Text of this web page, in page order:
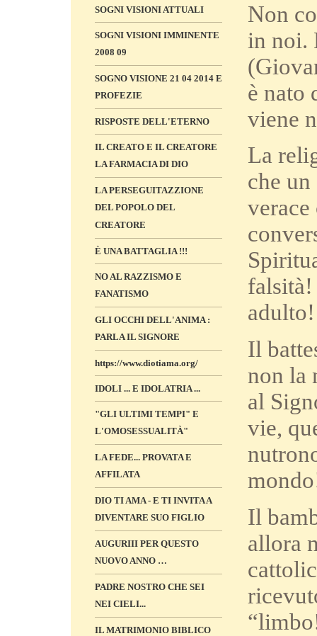
SOGNI VISIONI ATTUALI
SOGNI VISIONI IMMINENTE
2008 09
SOGNO VISIONE 21 04 2014 E
PROFEZIE
RISPOSTE DELL'ETERNO
IL CREATO E IL CREATORE
LA FARMACIA DI DIO
LA PERSEGUITAZZIONE
DEL POPOLO DEL
CREATORE
È UNA BATTAGLIA !!!
NO AL RAZZISMO E
FANATISMO
GLI OCCHI DELL'ANIMA :
PARLA IL SIGNORE
https://www.diotiama.org/
IDOLI ... E IDOLATRIA ...
"GLI ULTIMI TEMPI" E
L'OMOSESSUALITÀ"
LA FEDE... PROVATA E
AFFILATA
DIO TI AMA - E TI INVITA A
DIVENTARE SUO FIGLIO
AUGURIII PER QUESTO
NUOVO ANNO …
PADRE NOSTRO CHE SEI
NEI CIELI...
IL MATRIMONIO BIBLICO
Non
in noi.
è nato
viene
La
che un
falsità!
adulto!
Il
non la
al
vie,
Il
allora